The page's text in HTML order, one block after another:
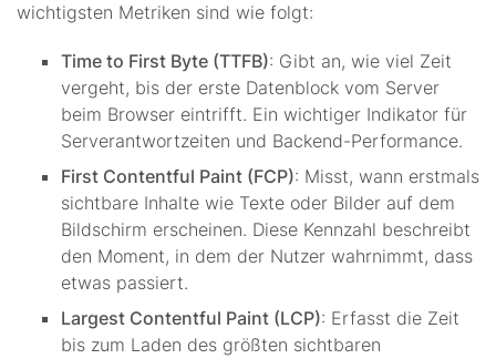
wichtigsten Metriken sind wie folgt:
Time to First Byte (TTFB): Gibt an, wie viel Zeit
vergeht, bis der erste Datenblock vom Server
beim Browser eintrifft. Ein wichtiger Indikator für
Serverantwortzeiten und Backend-Performance.
First Contentful Paint (FCP): Misst, wann erstmals
sichtbare Inhalte wie Texte oder Bilder auf dem
Bildschirm erscheinen. Diese Kennzahl beschreibt
den Moment, in dem der Nutzer wahrnimmt, dass
etwas passiert.
Largest Contentful Paint (LCP): Erfasst die Zeit
bis zum Laden des größten sichtbaren